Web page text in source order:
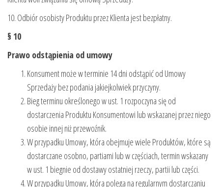
10. Odbiór osobisty Produktu przez Klienta jest bezpłatny.
§ 10
Prawo odstąpienia od umowy
Konsument może w terminie 14 dni odstąpić od Umowy
Sprzedaży bez podania jakiejkolwiek przyczyny.
Bieg terminu określonego w ust. 1 rozpoczyna się od
dostarczenia Produktu Konsumentowi lub wskazanej przez niego
osobie innej niż przewoźnik.
W przypadku Umowy, która obejmuje wiele Produktów, które są
dostarczane osobno, partiami lub w częściach, termin wskazany
w ust. 1 biegnie od dostawy ostatniej rzeczy, partii lub części.
W przypadku Umowy, która polega na regularnym dostarczaniu